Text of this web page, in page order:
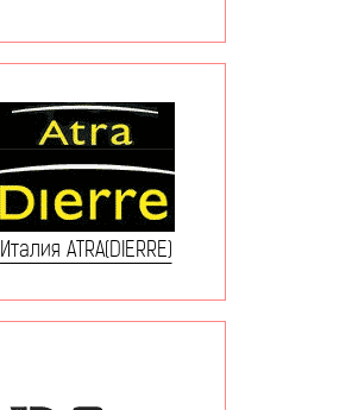
Италия ATRA(DIERRE)